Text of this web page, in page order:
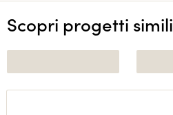
Scopri progetti simili